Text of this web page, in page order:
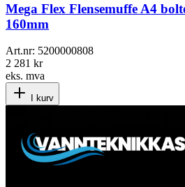
Mega Flex Flensemuffe A4
160mm
Art.nr: 5200000808
2 281 kr
eks. mva
I kurv